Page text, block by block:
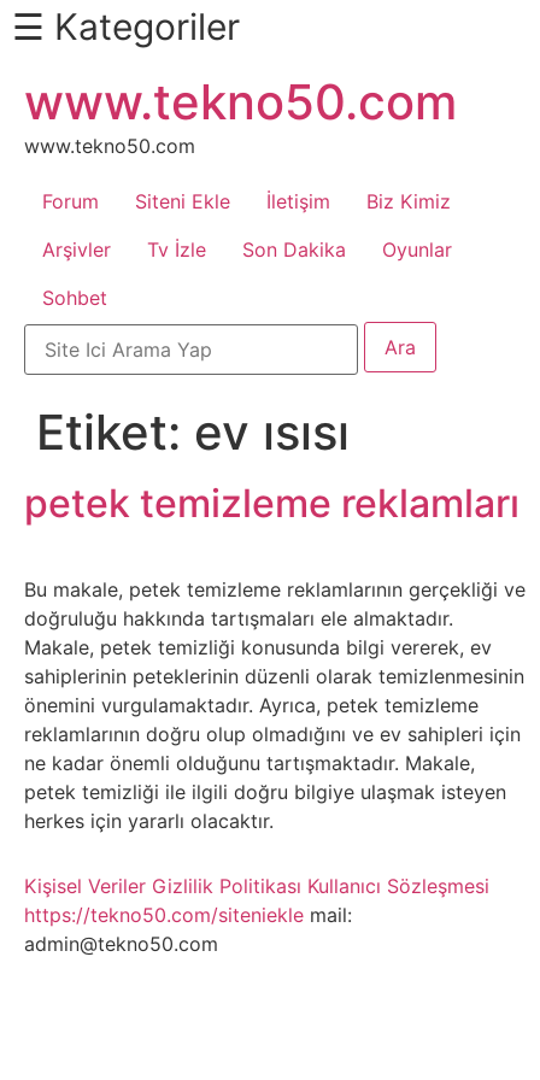
Daha
Fazlası
İçin
Kaydır
Android
Apk
Arabalar
Bankacılık
İşlemleri
Bilgi
Bilgisayar
Bilim
Bitcoin
Çizgi
☰ Kategoriler
atla
www.tekno50.com
www.tekno50.com
Forum Siteni Ekle İletişim
Biz Kimiz
Arşivler
Tv İzle Son Dakika
Oyunlar
Sohbet
Etiket: ev ısısı
petek temizleme reklamları
Bu makale, petek temizleme reklamlarının gerçekliği ve
doğruluğu hakkında tartışmaları ele almaktadır.
Makale, petek temizliği konusunda bilgi vererek, ev
sahiplerinin peteklerinin düzenli olarak temizlenmesinin
önemini vurgulamaktadır. Ayrıca, petek temizleme
reklamlarının doğru olup olmadığını ve ev sahipleri için
ne kadar önemli olduğunu tartışmaktadır. Makale,
petek temizliği ile ilgili doğru bilgiye ulaşmak isteyen
herkes için yararlı olacaktır.
Kişisel Veriler Gizlilik Politikası Kullanıcı Sözleşmesi
https://tekno50.com/siteniekle mail:
admin@tekno50.com